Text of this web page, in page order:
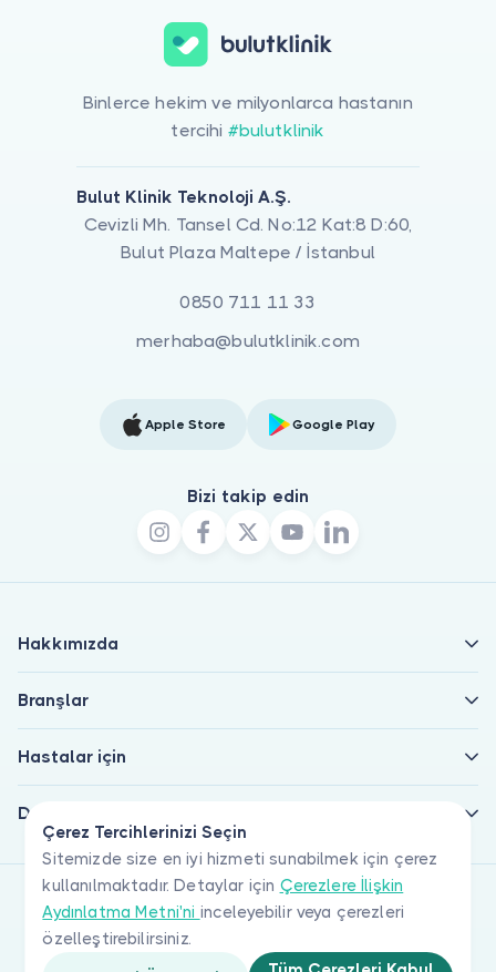
Çerez Tercihlerinizi Seçin
Sitemizde size en iyi hizmeti sunabilmek için çerez
kullanılmaktadır. Detaylar için Çerezlere İlişkin
Aydınlatma Metni'ni inceleyebilir veya çerezleri
özelleştirebilirsiniz.
Binlerce hekim ve milyonlarca hastanın
tercihi #bulutklinik
Bulut Klinik Teknoloji A.Ş.
Cevizli Mh. Tansel Cd. No:12 Kat:8 D:60,
Bulut Plaza Maltepe / İstanbul
0850 711 11 33
merhaba@bulutklinik.com
Apple Store Google Play
Bizi takip edin
Hakkımızda
Branşlar
Hastalar için
Doktorlar için